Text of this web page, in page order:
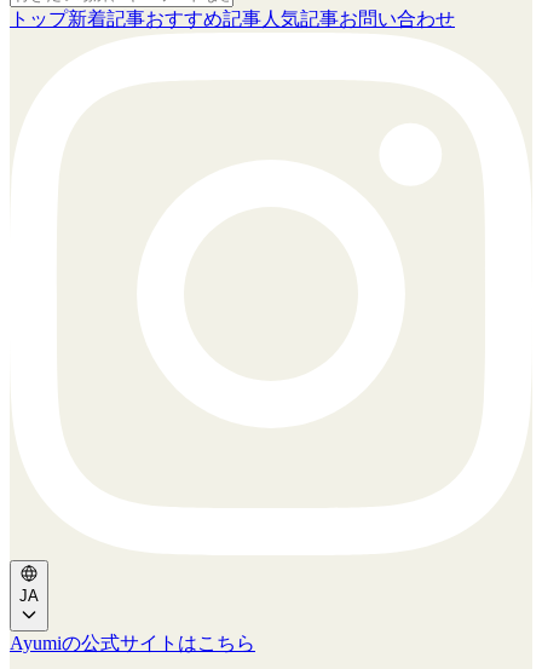
トップ新着記事おすすめ記事人気記事お問い合わせ
JA
Ayumiの公式サイトはこちら